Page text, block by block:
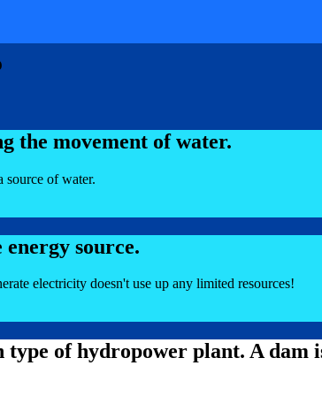
the movement of water.
source of water.
source.
electricity doesn't use up any limited resources!
type of hydropower plant. A